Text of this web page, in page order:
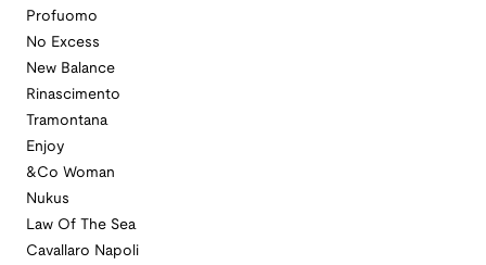
Profuomo
No Excess
New Balance
Rinascimento
Tramontana
Enjoy
&Co Woman
Nukus
Law Of The Sea
Cavallaro Napoli